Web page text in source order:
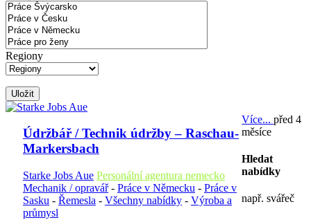
Regiony
Uložit
Údržbář / Technik údržby – Raschau-
Markersbach
Starke Jobs Aue Personální agentura nemecko
Mechanik / opravář- Práce v Německu - Práce v
Sasku - Řemesla - Všechny nabídky - Výroba a
průmysl
Více...před 4
měsíce
Hledat
nabídky
např. svářeč